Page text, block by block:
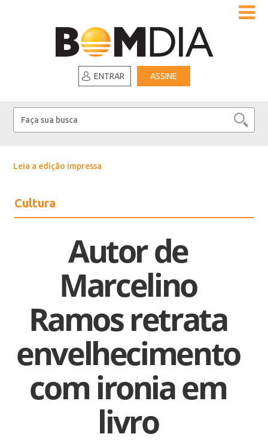
ENTRAR ASSINE
Leia a edição impressa
Cultura
Autor de
Marcelino
Ramos retrata
envelhecimento
com ironia em
livro